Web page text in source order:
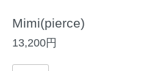
Mimi(pierce)
13,200円